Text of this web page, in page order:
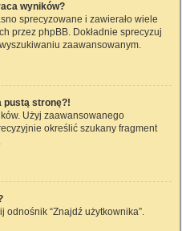
wyników?
sprecyzowane i zawierało wiele
przez phpBB. Dokładnie sprecyzuj
zaawansowanym.
pustą stronę?!
Użyj zaawansowanego
określić szukany fragment
odnośnik “Znajdź użytkownika”.